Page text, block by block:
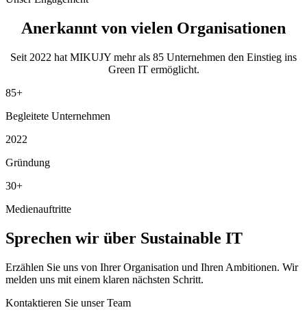
Anerkannt von vielen Organisationen
Seit 2022 hat MIKUJY mehr als 85 Unternehmen den Einstieg ins
Green IT ermöglicht.
85+
Begleitete Unternehmen
2022
Gründung
30+
Medienauftritte
Sprechen wir über Sustainable IT
Erzählen Sie uns von Ihrer Organisation und Ihren Ambitionen. Wir
melden uns mit einem klaren nächsten Schritt.
Kontaktieren Sie unser Team